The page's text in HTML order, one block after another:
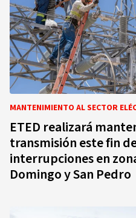
MANTENIMIENTO AL SECTOR
ETED realizará
transmisión este fin
interrupciones en
Domingo y San Pedro